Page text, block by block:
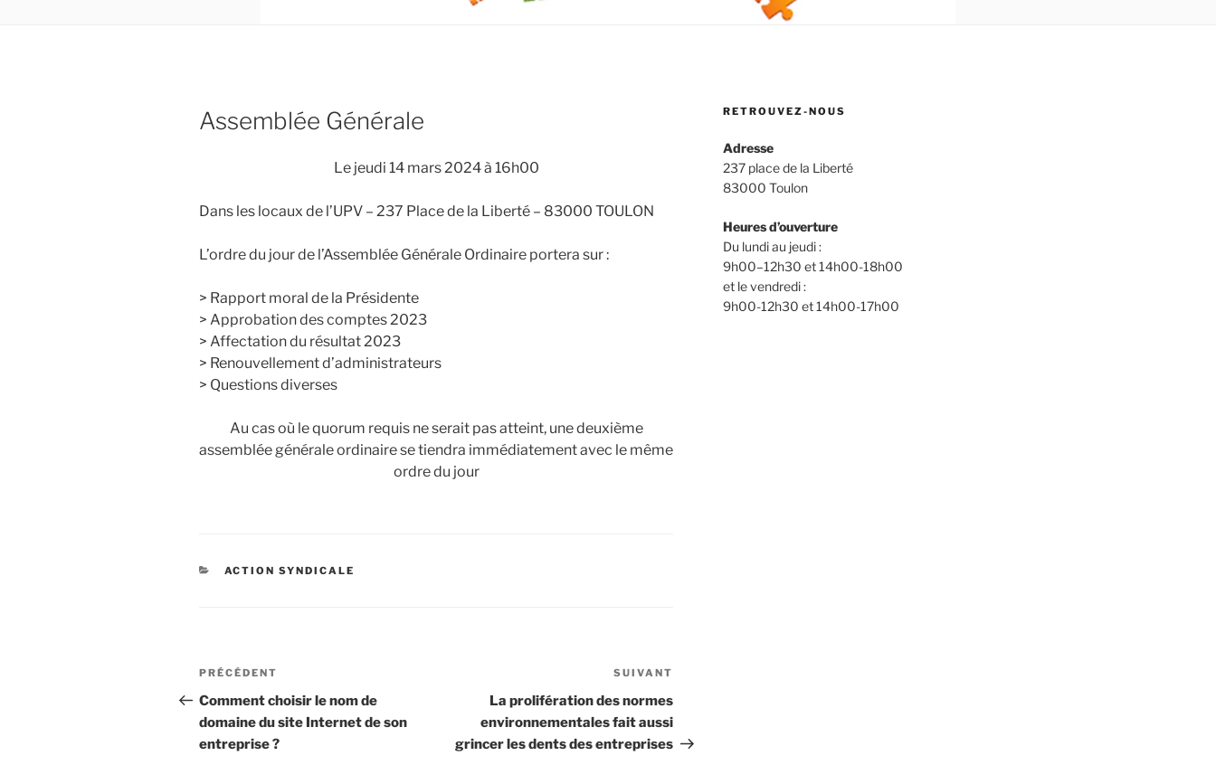
Assemblée Générale
Le jeudi 14 mars 2024 à 16h00
Dans les locaux de l’UPV – 237 Place de la Liberté – 83000 TOULON
L’ordre du jour de l’Assemblée Générale Ordinaire portera sur :
> Rapport moral de la Présidente
> Approbation des comptes 2023
> Affectation du résultat 2023
> Renouvellement d’administrateurs
> Questions diverses
Au cas où le quorum requis ne serait pas atteint, une deuxième
assemblée générale ordinaire se tiendra immédiatement avec le même
ordre du jour
CATÉGORIES
ACTION SYNDICALE
Navigation
de
l’article
Article
précédent
PRÉCÉDENT
Comment choisir le nom de
domaine du site Internet de son
entreprise ?
suivant
SUIVANT
La prolifération des normes
environnementales fait aussi
grincer les dents des entreprises
RETROUVEZ-NOUS
Adresse
237 place de la Liberté
83000 Toulon
Heures d’ouverture
Du lundi au jeudi :
9h00–12h30 et 14h00-18h00
et le vendredi :
9h00-12h30 et 14h00-17h00